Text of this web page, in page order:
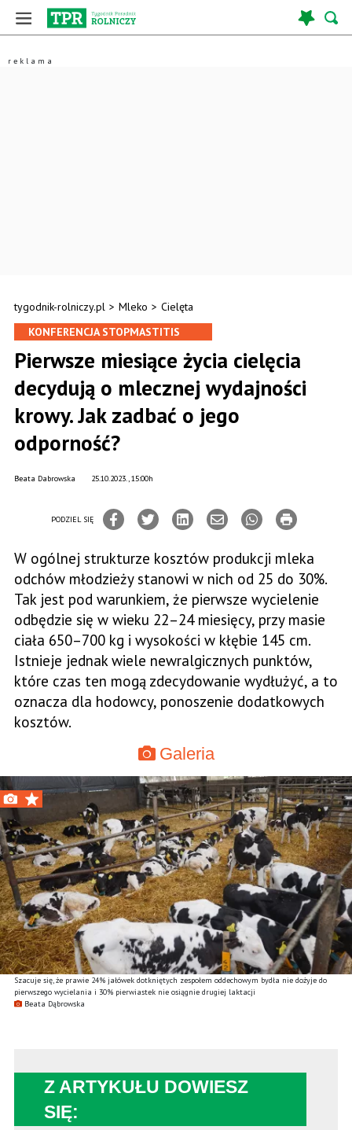
tygodnik-rolniczy.pl > Mleko > Cielęta
Szacuje się, że prawie 24% jałówek dotkniętych zespołem oddechowym bydła nie dożyje do
pierwszego wycielania i 30% pierwiastek nie osiągnie drugiej laktacji
Beata Dąbrowska
KONFERENCJA STOPMASTITIS
Pierwsze miesiące życia cielęcia
decydują o mlecznej wydajności
krowy. Jak zadbać o jego
odporność?
25.10.2023., 15:00h
Beata Dabrowska
PODZIEL SIĘ
W ogólnej strukturze kosztów produkcji mleka
odchów młodzieży stanowi w nich od 25 do 30%.
Tak jest pod warunkiem, że pierwsze wycielenie
odbędzie się w wieku 22–24 miesięcy, przy masie
ciała 650–700 kg i wysokości w kłębie 145 cm.
Istnieje jednak wiele newralgicznych punktów,
które czas ten mogą zdecydowanie wydłużyć, a to
oznacza dla hodowcy, ponoszenie dodatkowych
kosztów.
Galeria
Z ARTYKUŁU DOWIESZ
SIĘ: